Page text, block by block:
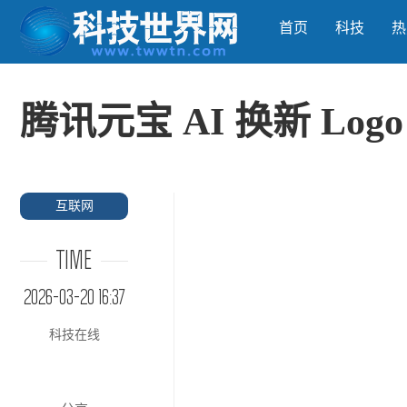
首页 科技
腾讯元宝 AI 换新
互联网
TIME
2026-03-20 16:37
科技在线